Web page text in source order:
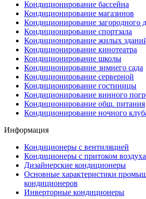
Кондиционирование бассейна
Кондиционирование магазинов
Кондиционирование загородного
Кондиционирование спортзала
Кондиционирование жилых
Кондиционирование кинотеатра
Кондиционирование школы
Кондиционирование зимнего сада
Кондиционирование серверной
Кондиционирование гостиницы
Кондиционирование винного
Кондиционирование общ. питания
Кондиционирование ночного
Информация
Кондиционеры с вентиляцией
Кондиционеры с притоком воздуха
Дизайнерские кондиционеры
Основные характеристики
кондиционеров
Инверторные кондиционеры